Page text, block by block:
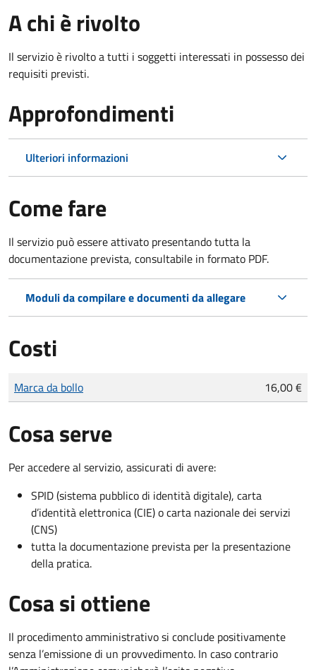
A chi è rivolto
Il servizio è rivolto a tutti i soggetti interessati in possesso dei
requisiti previsti.
Approfondimenti
Ulteriori informazioni
Come fare
Il servizio può essere attivato presentando tutta la
documentazione prevista, consultabile in formato PDF.
Moduli da compilare e documenti da allegare
Costi
Tipo di pagamento
Importo
Marca da bollo 16,00 €
Cosa serve
Per accedere al servizio, assicurati di avere:
SPID (sistema pubblico di identità digitale), carta
d’identità elettronica (CIE) o carta nazionale dei servizi
(CNS)
tutta la documentazione prevista per la presentazione
della pratica.
Cosa si ottiene
Il procedimento amministrativo si conclude positivamente
senza l’emissione di un provvedimento. In caso contrario